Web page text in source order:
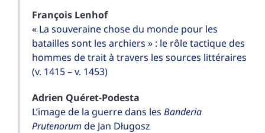
François Lenhof
« La souveraine chose du monde pour les
batailles sont les archiers » : le rôle tactique des
hommes de trait à travers les sources littéraires
(v. 1415 – v. 1453)
Adrien Quéret-Podesta
L’image de la guerre dans les Banderia
Prutenorum de Jan Długosz